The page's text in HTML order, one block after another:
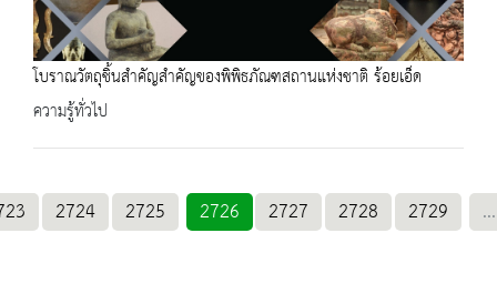
โบราณวัตถุชิ้นสำคัญสำคัญของพิพิธภัณฑสถานแห่งชาติ ร้อยเอ็ด
ความรู้ทั่วไป
2724 2725 2726 2727 2728 2729 ...